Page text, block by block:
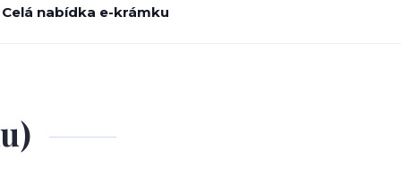
Celá nabídka e-krámku